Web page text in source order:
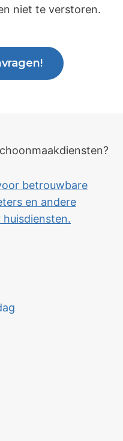
niet te verstoren.
betrouwbare
en andere